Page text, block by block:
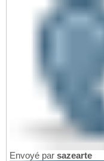
Envoyé par sazearte